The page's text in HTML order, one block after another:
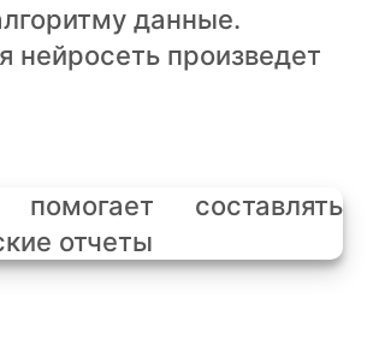
данные.
нейросеть произведет